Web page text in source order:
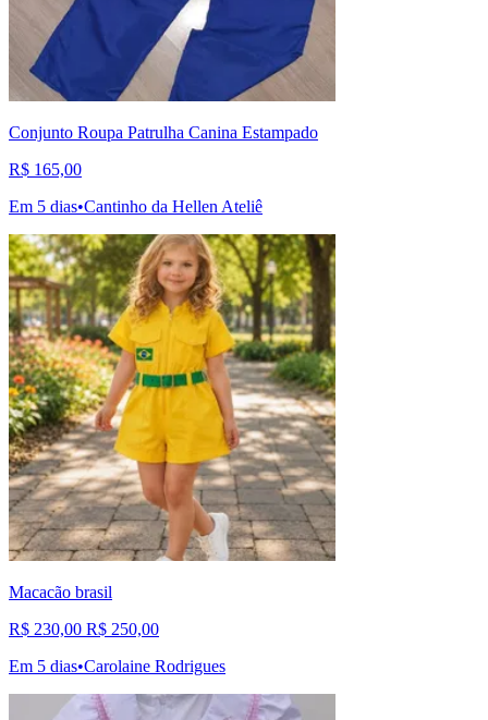
Conjunto Roupa Patrulha Canina Estampado
R$ 165,00
Em 5 dias•Cantinho da Hellen Ateliê
Macacão brasil
R$ 230,00 R$ 250,00
Em 5 dias•Carolaine Rodrigues